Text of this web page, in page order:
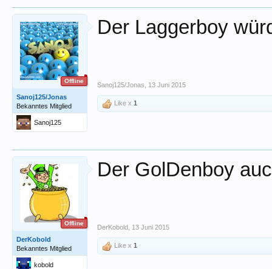
Offline
Sanoj125/Jonas
Bekanntes Mitglied
Sanoj125
Der Laggerboy
Sanoj125/Jonas 13 Juni 2015
Like x 1
Offline
DerKobold
Bekanntes Mitglied
kobold
Der GolDenboy
DerKobold 13 Juni 2015
Like x 1